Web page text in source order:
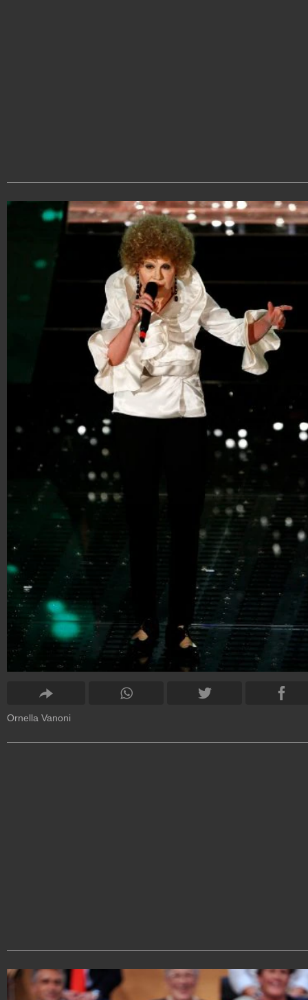
Ornella Vanoni